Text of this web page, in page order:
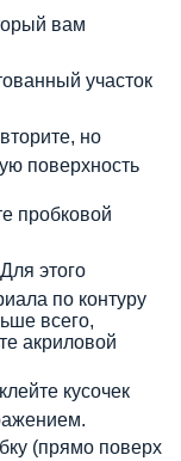
вам
участок
но
поверхность
пробковой
этого
по контуру
всего,
акриловой
кусочек
(прямо поверх